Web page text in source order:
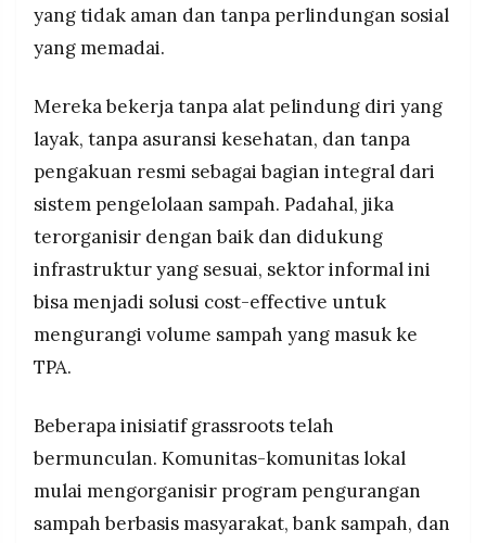
yang tidak aman dan tanpa perlindungan sosial
yang memadai.
Mereka bekerja tanpa alat pelindung diri yang
layak, tanpa asuransi kesehatan, dan tanpa
pengakuan resmi sebagai bagian integral dari
sistem pengelolaan sampah. Padahal, jika
terorganisir dengan baik dan didukung
infrastruktur yang sesuai, sektor informal ini
bisa menjadi solusi cost-effective untuk
mengurangi volume sampah yang masuk ke
TPA.
Beberapa inisiatif grassroots telah
bermunculan. Komunitas-komunitas lokal
mulai mengorganisir program pengurangan
sampah berbasis masyarakat, bank sampah, dan